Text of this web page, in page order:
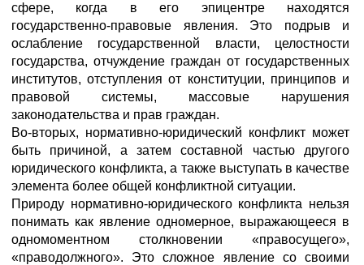
сфере, когда в его эпицентре находятся
государственно-правовые явления. Это подрыв и
ослабление государственной власти, целостности
государства, отчуждение граждан от государственных
институтов, отступления от конституции, принципов и
правовой системы, массовые нарушения
законодательства и прав граждан.
Во-вторых, нормативно-юридический конфликт может
быть причиной, а затем составной частью другого
юридического конфликта, а также выступать в качестве
элемента более общей конфликтной ситуации.
Природу нормативно-юридического конфликта нельзя
понимать как явление одномерное, выражающееся в
одномоментном столкновении «правосущего»,
«праводолжного». Это сложное явление со своими